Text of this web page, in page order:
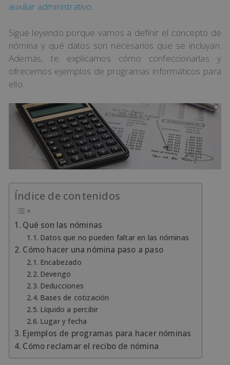
auxiliar administrativo.
Sigue leyendo porque vamos a definir el concepto de
nómina y qué datos son necesarios que se incluyan.
Además, te explicamos cómo confeccionarlas y
ofrecemos ejemplos de programas informáticos para
ello.
Índice de contenidos
Qué son las nóminas
Datos que no pueden faltar en las nóminas
Cómo hacer una nómina paso a paso
Encabezado
Devengo
Deducciones
Bases de cotización
Líquido a percibir
Lugar y fecha
Ejemplos de programas para hacer nóminas
Cómo reclamar el recibo de nómina